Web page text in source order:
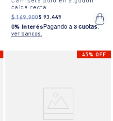
caída recta
$ 169.900$ 93 .445
0% Interés Pagando a 3 cuotas.
ver bancos.
45% OFF